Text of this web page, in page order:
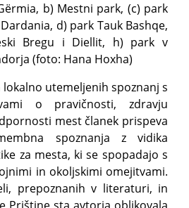
b) Mestni park, (c) park
d) park Tauk Bashqe,
Bregu i Diellit, h) park v
(foto: Hana Hoxha)
lokalno utemeljenih spoznanj s
o pravičnosti, zdravju
mest članek prispeva
spoznanja z vidika
za mesta, ki se spopadajo s
in okoljskimi omejitvami.
prepoznanih v literaturi, in